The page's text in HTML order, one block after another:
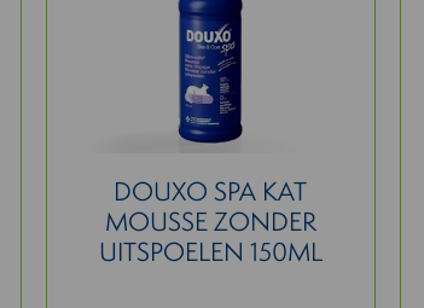
DOUXO SPA KAT
MOUSSE ZONDER
UITSPOELEN 150ML